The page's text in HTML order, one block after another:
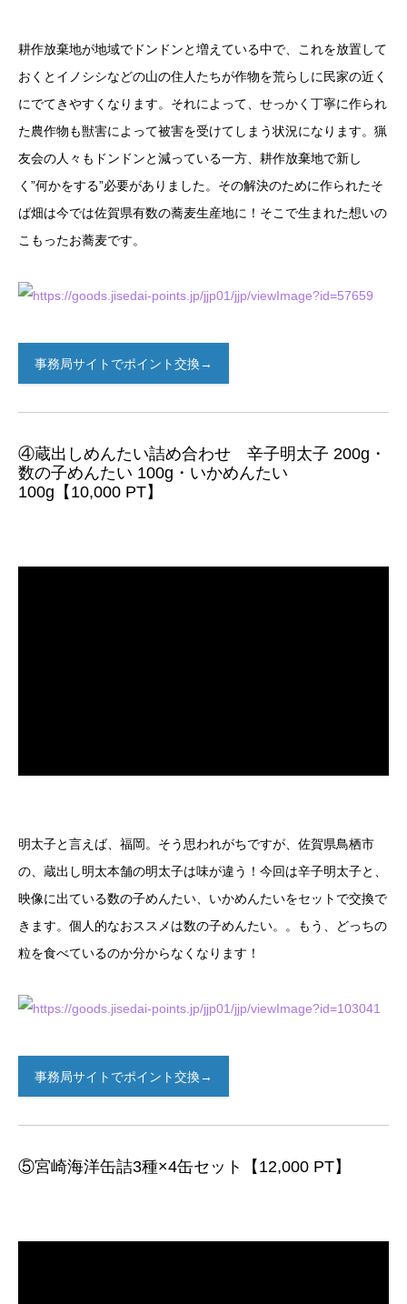
耕作放棄地が地域でドンドンと増えている中で、これを放置して
おくとイノシシなどの山の住人たちが作物を荒らしに民家の近く
にでてきやすくなります。それによって、せっかく丁寧に作られ
た農作物も獣害によって被害を受けてしまう状況になります。猟
友会の人々もドンドンと減っている一方、耕作放棄地で新し
く”何かをする”必要がありました。その解決のために作られたそ
ば畑は今では佐賀県有数の蕎麦生産地に！そこで生まれた想いの
こもったお蕎麦です。
事務局サイトでポイント交換→
④蔵出しめんたい詰め合わせ 辛子明太子 200g・
数の子めんたい 100g・いかめんたい
100g【10,000 PT】
明太子と言えば、福岡。そう思われがちですが、佐賀県鳥栖市
の、蔵出し明太本舗の明太子は味が違う！今回は辛子明太子と、
映像に出ている数の子めんたい、いかめんたいをセットで交換で
きます。個人的なおススメは数の子めんたい。。もう、どっちの
粒を食べているのか分からなくなります！
事務局サイトでポイント交換→
⑤宮崎海洋缶詰3種×4缶セット【12,000 PT】